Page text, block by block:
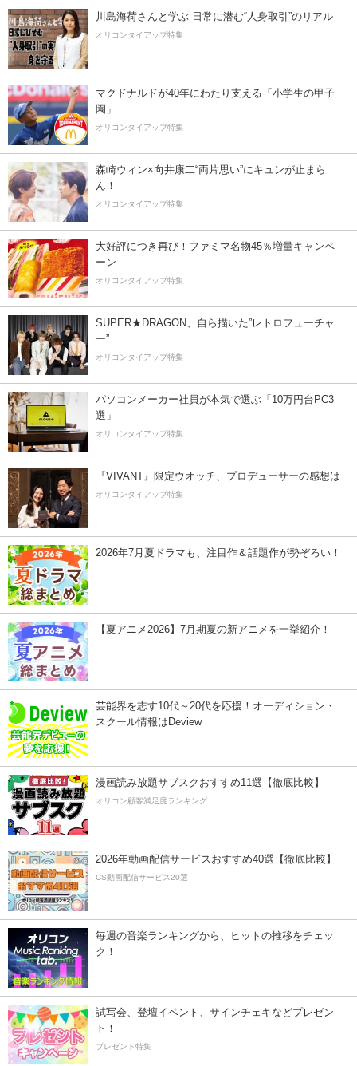
川島海荷さんと学ぶ 日常に潜む“人身取引”のリアル
オリコンタイアップ特集
マクドナルドが40年にわたり支える「小学生の甲子
園」
オリコンタイアップ特集
森崎ウィン×向井康二“両片思い”にキュンが止まら
ん！
オリコンタイアップ特集
大好評につき再び！ファミマ名物45％増量キャンペ
ーン
オリコンタイアップ特集
SUPER★DRAGON、自ら描いた”レトロフューチャ
ー”
オリコンタイアップ特集
パソコンメーカー社員が本気で選ぶ「10万円台PC3
選」
オリコンタイアップ特集
『VIVANT』限定ウオッチ、プロデューサーの感想は
オリコンタイアップ特集
2026年7月夏ドラマも、注目作＆話題作が勢ぞろい！
【夏アニメ2026】7月期夏の新アニメを一挙紹介！
芸能界を志す10代～20代を応援！オーディション・
スクール情報はDeview
漫画読み放題サブスクおすすめ11選【徹底比較】
オリコン顧客満足度ランキング
2026年動画配信サービスおすすめ40選【徹底比較】
CS動画配信サービス20選
毎週の音楽ランキングから、ヒットの推移をチェッ
ク！
試写会、登壇イベント、サインチェキなどプレゼン
ト！
プレゼント特集